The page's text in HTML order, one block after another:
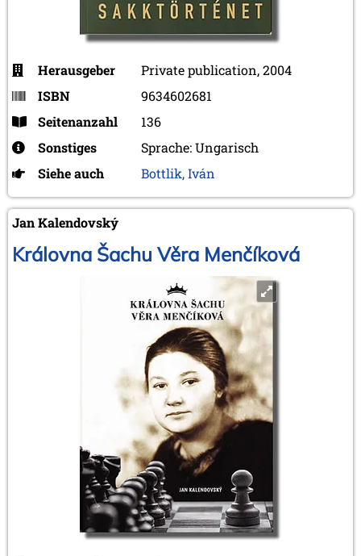
Herausgeber
Private publication, 2004
ISBN
9634602681
Seitenanzahl
136
Sonstiges
Sprache: Ungarisch
Siehe auch
Bottlik, Iván
Jan Kalendovský
Královna Šachu Věra Menčíková